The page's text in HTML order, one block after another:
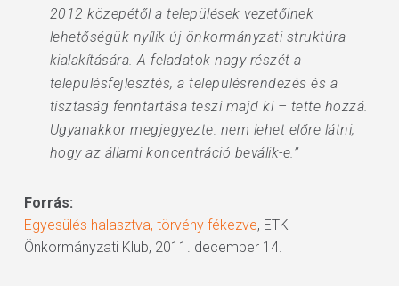
2012 közepétől a települések vezetőinek
lehetőségük nyílik új önkormányzati struktúra
kialakítására. A feladatok nagy részét a
településfejlesztés, a településrendezés és a
tisztaság fenntartása teszi majd ki – tette hozzá.
Ugyanakkor megjegyezte: nem lehet előre látni,
hogy az állami koncentráció beválik-e.”
Forrás:
Egyesülés halasztva, törvény fékezve, ETK
Önkormányzati Klub, 2011. december 14.